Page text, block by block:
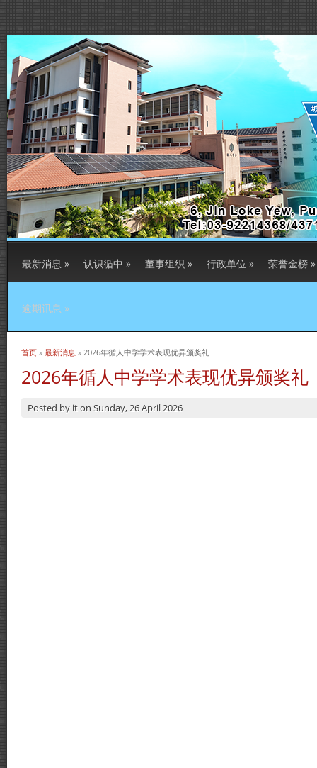
最新消息 » 认识循中 » 董事组织 » 行政单位 » 荣誉金榜 »
逾期讯息 »
当前位置
首页 » 最新消息 » 2026年循人中学学术表现优异颁奖礼
2026年循人中学学术表现优异颁奖礼
Posted by iton Sunday, 26 April 2026